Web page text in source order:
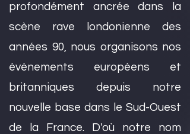
profondément ancrée dans la
scène rave londonienne des
années 90, nous organisons nos
événements européens et
britanniques depuis notre
nouvelle base dans le Sud-Ouest
de la France. D'où notre nom